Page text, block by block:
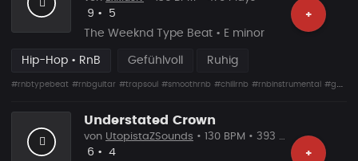
+
Likes
9 • Vorgeschlagen
5
The Weeknd Type Beat • E minor
Hip-Hop • RnB Gefühlvoll Ruhig
#rnbtypebeat #rnbguitar #trapsoul #smoothrnb #chillrnb #rnbinstrumental #guitarrnb
Understated Crown
+
von UtopistaZSounds • 130 BPM • 393 Plays
Likes
6 • Vorgeschlagen
4